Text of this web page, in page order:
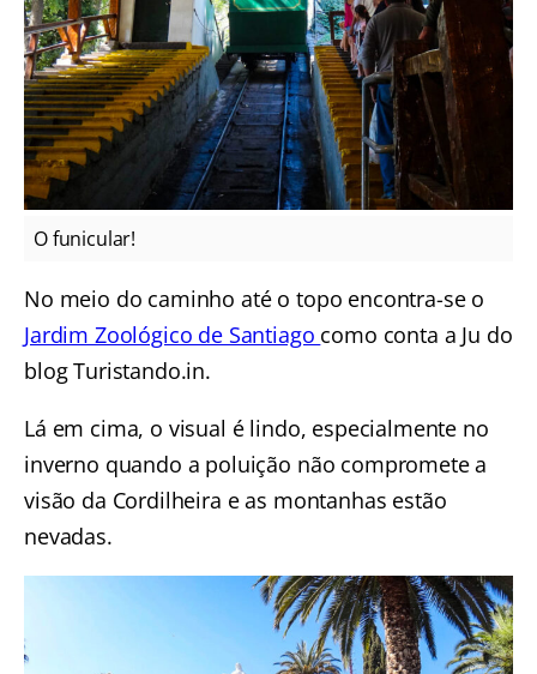
O funicular!
No meio do caminho até o topo encontra-se o
Jardim Zoológico de Santiago como conta a Ju do
blog Turistando.in.
Lá em cima, o visual é lindo, especialmente no
inverno quando a poluição não compromete a
visão da Cordilheira e as montanhas estão
nevadas.